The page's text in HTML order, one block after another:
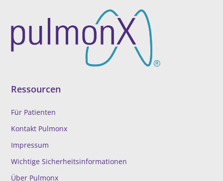
Ressourcen
Für Patienten
Kontakt Pulmonx
Impressum
Wichtige Sicherheitsinformationen
Über Pulmonx